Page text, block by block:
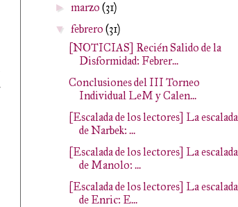
► marzo(31)
▼febrero(31)
[NOTICIAS] Recién Salido de la
Disformidad: Febrer...
Conclusiones del III Torneo
Individual LeM y Calen...
[Escalada de los lectores] La escalada
de Narbek: ...
[Escalada de los lectores] La escalada
de Manolo: ...
[Escalada de los lectores] La escalada
de Enric: E...